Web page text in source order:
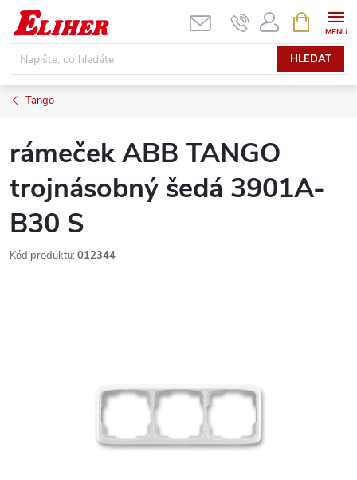
Přejít
obsah
HLEDAT
NÁKUPNÍ
KOŠÍK
Tango
rámeček ABB TANGO
trojnásobný šedá 3901A-
B30 S
Kód produktu: 012344